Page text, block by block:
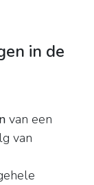
in de
van een
van